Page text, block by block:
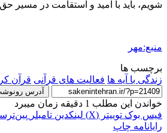
شویم، باید با امید و استقامت در مسیر حق
منبع:مهر
برچسب ها
زندگی با آیه ها فعالیت های قرآنی قرآن
آدرس
خواندن این مطلب 1 دقیقه زمان میبرد
فیس بوک توییتر (X) لینکدین ‫تامبلر
رایانامه چاپ